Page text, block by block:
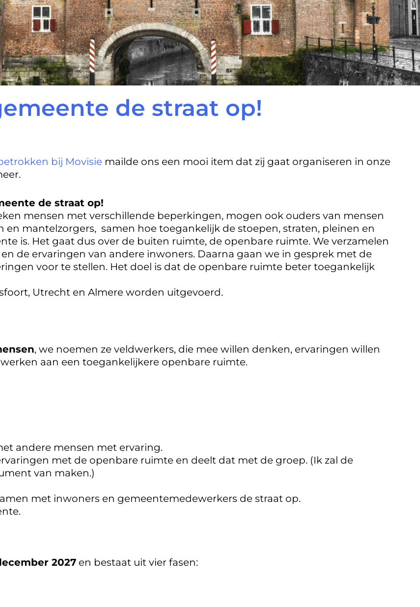
de straat op!
bij Movisie mailde ons een mooi item dat zij gaat organiseren in onze
de straat op!
mensen met verschillende beperkingen, mogen ook ouders van mensen
en mantelzorgers, samen hoe toegankelijk de stoepen, straten, pleinen en
is. Het gaat dus over de buiten ruimte, de openbare ruimte. We verzamelen
de ervaringen van andere inwoners. Daarna gaan we in gesprek met de
voor te stellen. Het doel is dat de openbare ruimte beter toegankelijk
Utrecht en Almere worden uitgevoerd.
, we noemen ze veldwerkers, die mee willen denken, ervaringen willen
aan een toegankelijkere openbare ruimte.
andere mensen met ervaring.
met de openbare ruimte en deelt dat met de groep. (Ik zal de
van maken.)
met inwoners en gemeentemedewerkers de straat op.
2027en bestaat uit vier fasen: